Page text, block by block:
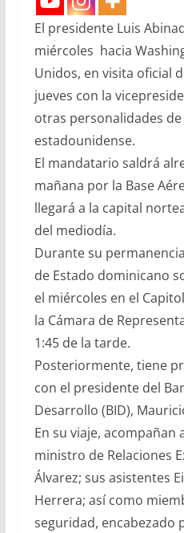
El presidente Luis
miércoles hacia
Unidos, en visita oficial
jueves con la
otras personalidades
estadounidense.
El mandatario saldrá
mañana por la Base
llegará a la capital
del mediodía.
Durante su
de Estado dominicano
el miércoles en el
la Cámara de
1:45 de la tarde.
Posteriormente, tiene
con el presidente del
Desarrollo (BID),
En su viaje, acompañan
ministro de Relaciones
Álvarez; sus asistentes
Herrera; así como
seguridad, encabezado